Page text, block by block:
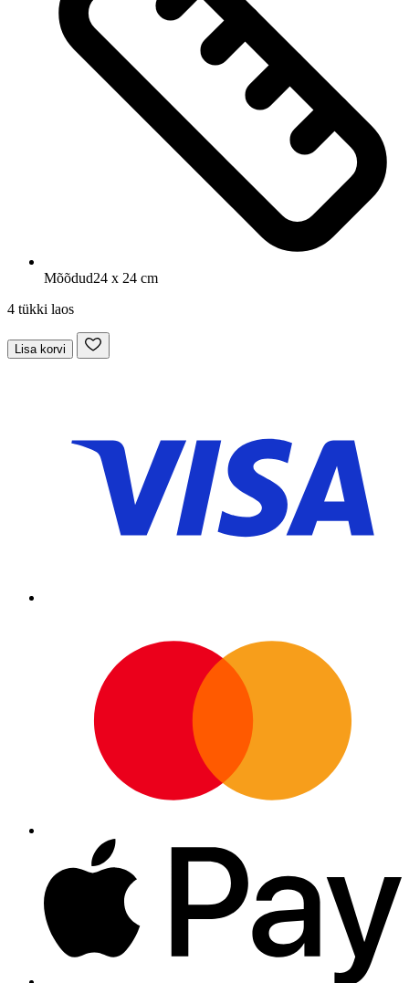
Mõõdud24 x 24 cm
4 tükki laos
Lisa korvi